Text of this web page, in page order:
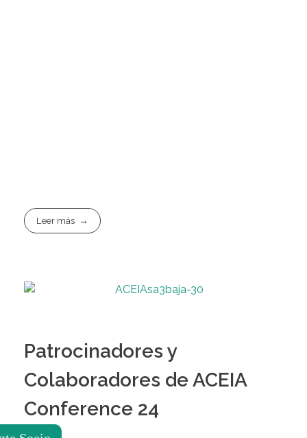
Leer más
Patrocinadores y
Colaboradores de ACEIA
Conference 24